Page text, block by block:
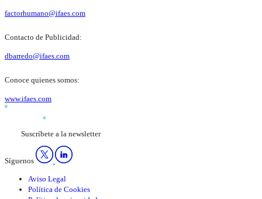
factorhumano@ifaes.com
Contacto de Publicidad:
dbarredo@ifaes.com
Conoce quienes somos:
www.ifaes.com
Suscríbete a la newsletter
Síguenos
Aviso Legal
Política de Cookies